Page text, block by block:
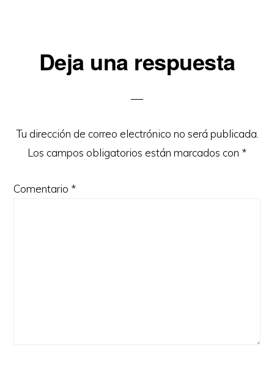
Interacciones
lectores
Deja una respuesta
Tu dirección de correo electrónico no será publicada.
Los campos obligatorios están marcados con *
Comentario *